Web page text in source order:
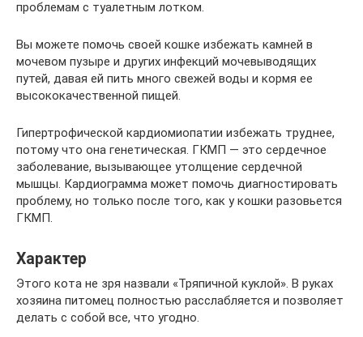
проблемам с туалетным лотком.
Вы можете помочь своей кошке избежать камней в
мочевом пузыре и других инфекций мочевыводящих
путей, давая ей пить много свежей воды и кормя ее
высококачественной пищей.
Гипертрофической кардиомиопатии избежать труднее,
потому что она генетическая. ГКМП — это сердечное
заболевание, вызывающее утолщение сердечной
мышцы. Кардиограмма может помочь диагностировать
проблему, но только после того, как у кошки разовьется
ГКМП.
Характер
Этого кота не зря назвали «Тряпичной куклой». В руках
хозяина питомец полностью расслабляется и позволяет
делать с собой все, что угодно.